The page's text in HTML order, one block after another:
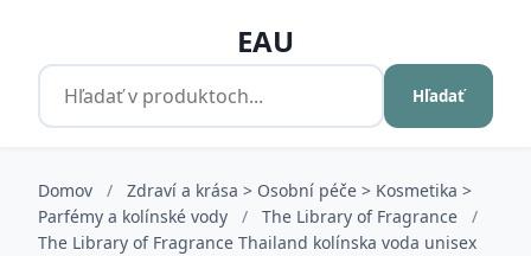
EAU
Hľadať
Domov /
Zdraví a krása > Osobní péče > Kosmetika >
Parfémy a kolínské vody
/ The Library of Fragrance
/
The Library of Fragrance Thailand kolínska voda unisex